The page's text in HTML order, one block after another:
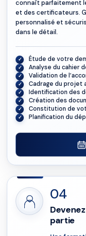
connaît parfaitement
et des certificateurs.
personnalisé et
dans le détail.
Étude de votre
Analyse du cahier
Validation de
Cadrage du projet
Identification des
Création des
Constitution de
Planification du
04
partie